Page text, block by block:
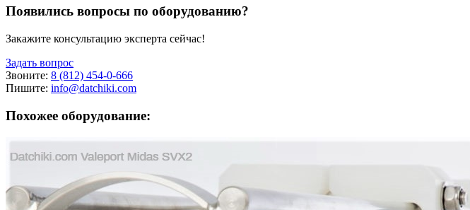
Появились вопросы по оборудованию?
Закажите консультацию эксперта сейчас!
Задать вопрос
Звоните: 8 (812) 454-0-666
Пишите: info@datchiki.com
Похожее оборудование: